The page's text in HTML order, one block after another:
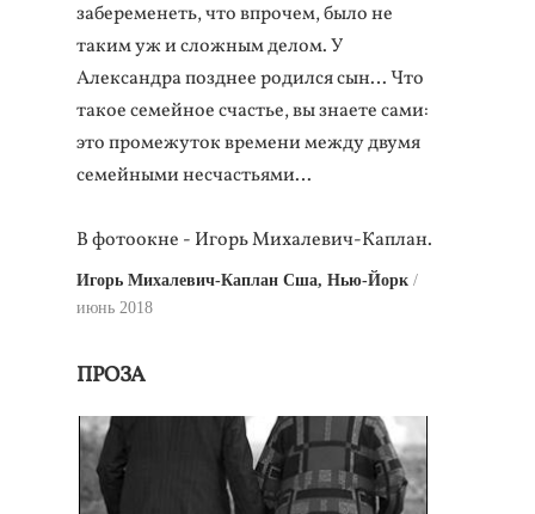
забеременеть, что впрочем, было не
таким уж и сложным делом. У
Александра позднее родился сын… Что
такое семейное счастье, вы знаете сами:
это промежуток времени между двумя
семейными несчастьями…
В фотоокне - Игорь Михалевич-Каплан.
Игорь Михалевич-Каплан Сша, Нью-Йорк
июнь 2018
ПРОЗА